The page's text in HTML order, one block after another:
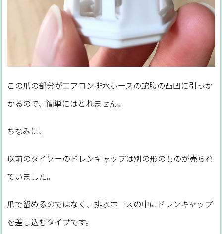
この爪の部分がエアコン排水ホースの蛇腹の凸凹に引っか
かるので、簡単にはとれません。
ちなみに、
以前のダイソーのドレンキャップは別の形のものが売られ
ていました。
爪で留めるのではなく、排水ホースの中にドレンキャップ
を差し込むタイプです。